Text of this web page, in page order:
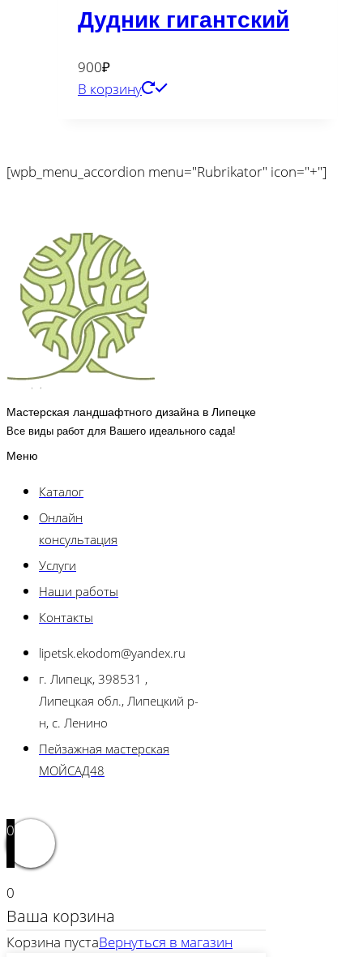
Дудник гигантский
900₽
В корзину
[wpb_menu_accordion menu="Rubrikator" icon="+"]
Мастерская ландшафтного дизайна в Липецке
Все виды работ для Вашего идеального сада!
Меню
Каталог
Онлайн
консультация
Услуги
Наши работы
Контакты
lipetsk.ekodom@yandex.ru
г. Липецк, 398531 ,
Липецкая обл., Липецкий р-
н, с. Ленино
Пейзажная мастерская
МОЙСАД48
0
0
Ваша корзина
Корзина пустаВернуться в магазин